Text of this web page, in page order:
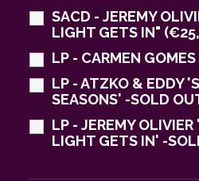
SACD - JEREMY
LIGHT GETS IN"
LP - CARMEN
LP - ATZKO & EDDY
SEASONS' -SOLD
LP - JEREMY
LIGHT GETS IN' -